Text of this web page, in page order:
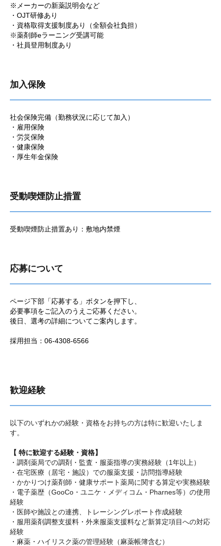
※メーカーの新薬説明会など
・OJT研修あり
・資格取得支援制度あり（全額会社負担）
※薬剤師eラーニング受講可能
・社員登用制度あり
加入保険
社会保険完備（勤務状況に応じて加入）
・雇用保険
・労災保険
・健康保険
・厚生年金保険
受動喫煙防止措置
受動喫煙防止措置あり：敷地内禁煙
応募について
ページ下部「応募する」ボタンを押下し、
必要事項をご記入のうえご応募ください。
後日、選考の詳細についてご案内します。
採用担当：06-4308-6566
歓迎経験
以下のいずれかの経験・資格をお持ちの方は特に歓迎いたしま
す。
【 特に歓迎する経験・資格】
・調剤薬局での調剤・監査・服薬指導の実務経験（1年以上）
・在宅医療（居宅・施設）での服薬支援・訪問指導経験
・かかりつけ薬剤師・健康サポート薬局に関する算定や実務経験
・電子薬歴（GooCo・ユニケ・メディコム・Pharnes等）の使用
経験
・医師や施設との連携、トレーシングレポート作成経験
・服用薬剤調整支援料・外来服薬支援料など新算定項目への対応
経験
・麻薬・ハイリスク薬の管理経験（麻薬帳簿含む）